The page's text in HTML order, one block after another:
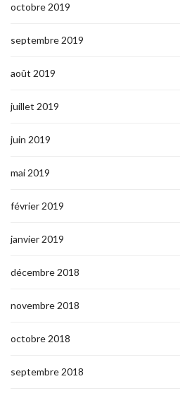
octobre 2019
septembre 2019
août 2019
juillet 2019
juin 2019
mai 2019
février 2019
janvier 2019
décembre 2018
novembre 2018
octobre 2018
septembre 2018